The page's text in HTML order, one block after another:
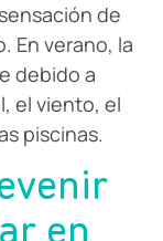
de
En verano, la
debido a
el viento, el
piscinas.